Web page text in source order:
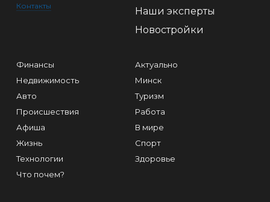
Контакты
Наши эксперты
Новостройки
Финансы
Недвижимость
Авто
Происшествия
Афиша
Жизнь
Технологии
Что почем?
Актуально
Минск
Туризм
Работа
В мире
Спорт
Здоровье